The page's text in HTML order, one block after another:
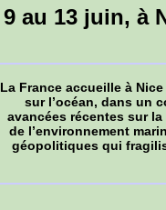
au 13 juin, à
La France accueille à
sur l’océan, dans un
avancées récentes sur
de l’environnement
géopolitiques qui